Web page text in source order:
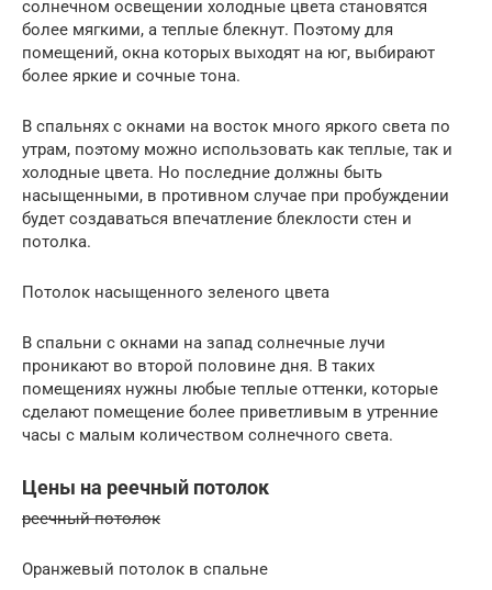
солнечном освещении холодные цвета становятся
более мягкими, а теплые блекнут. Поэтому для
помещений, окна которых выходят на юг, выбирают
более яркие и сочные тона.
В спальнях с окнами на восток много яркого света по
утрам, поэтому можно использовать как теплые, так и
холодные цвета. Но последние должны быть
насыщенными, в противном случае при пробуждении
будет создаваться впечатление блеклости стен и
потолка.
Потолок насыщенного зеленого цвета
В спальни с окнами на запад солнечные лучи
проникают во второй половине дня. В таких
помещениях нужны любые теплые оттенки, которые
сделают помещение более приветливым в утренние
часы с малым количеством солнечного света.
Цены на реечный потолок
реечный потолок
Оранжевый потолок в спальне